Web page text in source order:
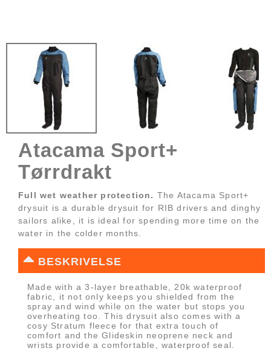
Atacama Sport+
Tørrdrakt
Full wet weather protection. The Atacama Sport+
drysuit is a durable drysuit for RIB drivers and dinghy
sailors alike, it is ideal for spending more time on the
water in the colder months.
BESKRIVELSE
Made with a 3-layer breathable, 20k waterproof
fabric, it not only keeps you shielded from the
spray and wind while on the water but stops you
overheating too. This drysuit also comes with a
cosy Stratum fleece for that extra touch of
comfort and the Glideskin neoprene neck and
wrists provide a comfortable, waterproof seal.